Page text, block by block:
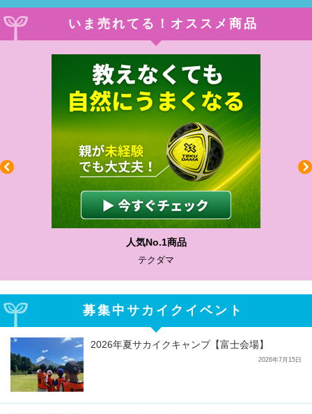
いま売れてる！オススメ商品
募集中サカイクイベント
2026年夏サカイクキャンプ【富士会場】
2026年7月15日